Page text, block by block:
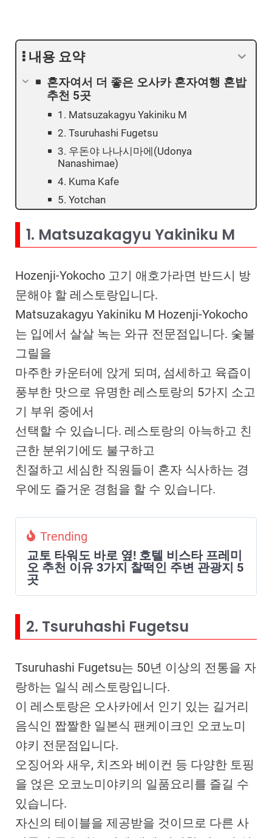
내용 요약
혼자여서 더 좋은 오사카 혼자여행 혼밥
추천 5곳
1. Matsuzakagyu Yakiniku M
2. Tsuruhashi Fugetsu
3. 우돈야 나나시마에(Udonya
Nanashimae)
4. Kuma Kafe
5. Yotchan
1. Matsuzakagyu Yakiniku M
Hozenji-Yokocho 고기 애호가라면 반드시 방
문해야 할 레스토랑입니다.
Matsuzakagyu Yakiniku M Hozenji-Yokocho
는 입에서 살살 녹는 와규 전문점입니다. 숯불
그릴을
마주한 카운터에 앉게 되며, 섬세하고 육즙이
풍부한 맛으로 유명한 레스토랑의 5가지 소고
기 부위 중에서
선택할 수 있습니다. 레스토랑의 아늑하고 친
근한 분위기에도 불구하고
친절하고 세심한 직원들이 혼자 식사하는 경
우에도 즐거운 경험을 할 수 있습니다.
Trending
교토 타워도 바로 옆! 호텔 비스타 프레미
오 추천 이유 3가지 찰떡인 주변 관광지 5
곳
2. Tsuruhashi Fugetsu
Tsuruhashi Fugetsu는 50년 이상의 전통을 자
랑하는 일식 레스토랑입니다.
이 레스토랑은 오사카에서 인기 있는 길거리
음식인 짭짤한 일본식 팬케이크인 오코노미
야키 전문점입니다.
오징어와 새우, 치즈와 베이컨 등 다양한 토핑
을 얹은 오코노미야키의 일품요리를 즐길 수
있습니다.
자신의 테이블을 제공받을 것이므로 다른 사